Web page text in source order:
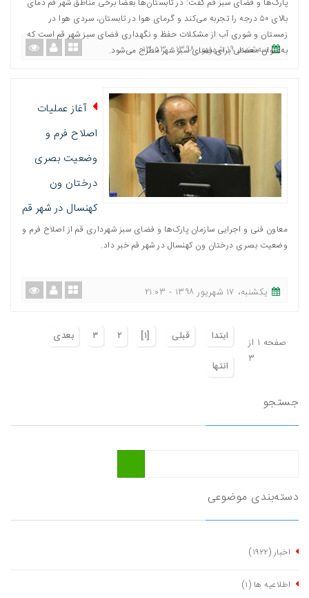
پارک‌ها و فضای سبز قم گفت: در تابستان‌ها بعضاً برخی مناطق شهر قم دمای
بالای ۵۰ درجه را تجربه می‌کند و گرمای هوا در تابستان، سردی هوا در
زمستان و شوری آب از مشکلات حفظ و نگهداری فضای سبز شهر قم است که
به‌عنوان معضلی برای فضای سبز شهر مطرح می‌شود.
ﺳﻪشنبه، ١٩ شهریور ١٣٩٨ - ١٣:٥٣
آغاز عملیات
اصلاح فرم و
وضعیت بصری
درختان ون
کهنسال در شهر قم
معاون فنی و اجرایی سازمان پارک‌ها و فضای سبز شهرداری قم از اصلاح فرم و
وضعیت بصری درختان ون کهنسال در شهر قم خبر داد.
یکشنبه، ١٧ شهریور ١٣٩٨ - ٢١:٠٣
صفحه ١ از
٣
ابتدا قبلی [١] ٢ ٣
بعدی
انتها
جستجو
دسته‌بندی موضوعی
اخبار(١٩٢٢)
اطلاعیه ها (١)